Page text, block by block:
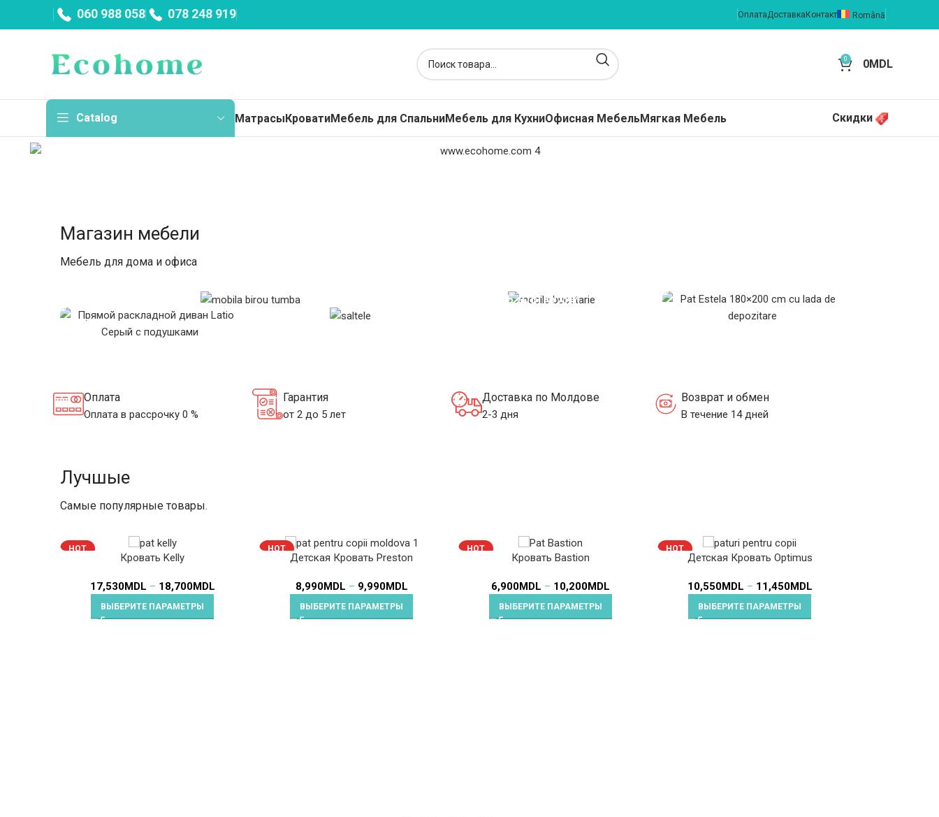
060 988 058 078 248 919 ОплатаДоставка Контакт Română
0 0MDL
Catalog
Детские Матрасы
МатрасыКроватиМебель для СпальниМебель для КухниОфисная МебельМягкая Мебель Скидки
Магазин мебели
Мебель для дома и офиса
МЕБЕЛЬ ДЛЯ КУХНИ
МЕБЕЛЬ ДЛЯ СПАЛЬНИ
МЯГКАЯ МЕБЕЛЬ
Оплата
Оплата в рассрочку 0 %
Гарантия
от 2 до 5 лет
Доставка по Молдове
2-3 дня
Возврат и обмен
В течение 14 дней
Лучшые
Самые популярные товары.
HOT
Кровать Kelly
17,530MDL – 18,700MDL
ВЫБЕРИТЕ ПАРАМЕТРЫ
HOT
Детская Кровать Preston
8,990MDL – 9,990MDL
ВЫБЕРИТЕ ПАРАМЕТРЫ
HOT
Кровать Bastion
6,900MDL – 10,200MDL
ВЫБЕРИТЕ ПАРАМЕТРЫ
HOT
Детская Кровать Optimus
10,550MDL – 11,450MDL
ВЫБЕРИТЕ ПАРАМЕТРЫ